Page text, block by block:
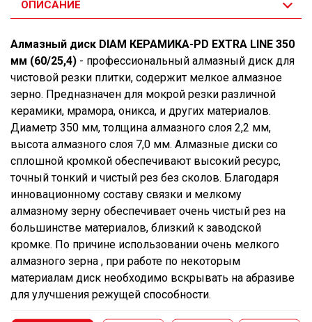
ОПИСАНИЕ
Алмазный диск DIAM КЕРАМИКА-PD EXTRA LINE 350
мм (60/25,4) - профессиональный алмазный диск для
чистовой резки плитки, содержит мелкое алмазное
зерно. Предназначен для мокрой резки различной
керамики, мрамора, оникса, и других материалов.
Диаметр 350 мм, толщина алмазного слоя 2,2 мм,
высота алмазного слоя 7,0 мм. Алмазные диски со
сплошной кромкой обеспечивают высокий ресурс,
точный тонкий и чистый рез без сколов. Благодаря
инновационному составу связки и мелкому
алмазному зерну обеспечивает очень чистый рез на
большинстве материалов, близкий к заводской
кромке. По причине использовании очень мелкого
алмазного зерна , при работе по некоторым
материалам диск необходимо вскрывать на абразиве
для улучшения режущей способности.